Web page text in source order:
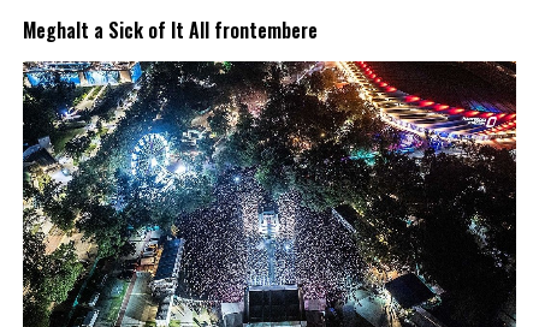
Meghalt a Sick of It All frontembere